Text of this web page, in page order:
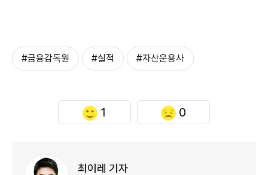
#금융감독원 #실적 #자산운용사
1 0
최이레 기자